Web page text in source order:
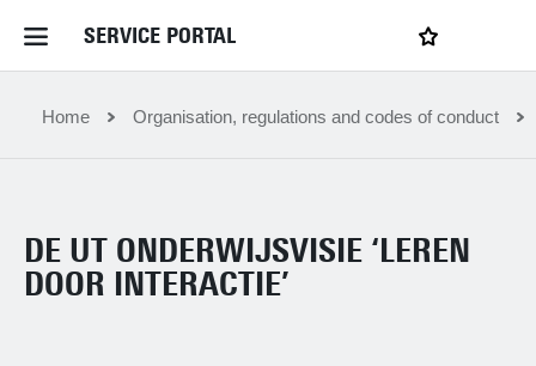
SERVICE PORTAL
Home Service Portal
News and Events
My favourites
Home Organisation, regulations and codes of conduct
DE UT ONDERWIJSVISIE ‘LEREN
DOOR INTERACTIE’